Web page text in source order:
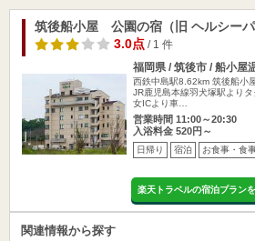
筑後船小屋 公園の宿（旧 ヘルシー
3.0点/ 1 件
福岡県 / 筑後市 / 船小屋
西鉄中島駅8.62km 筑後船小
JR鹿児島本線羽犬塚駅より
女ICより車…
営業時間 11:00～20:30
入浴料金 520円～
日帰り 宿泊 お食事・食
楽天トラベルの宿泊プラン
関連情報から探す